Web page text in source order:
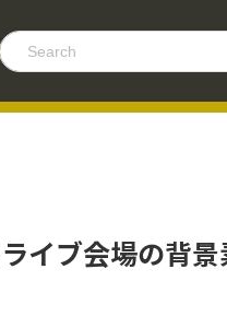
イブ会場の背景